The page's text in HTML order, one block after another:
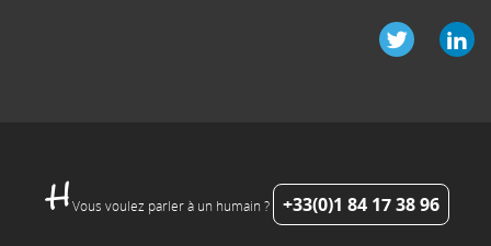
Vous voulez parler à un humain ? +33(0)1 84 17 38 96